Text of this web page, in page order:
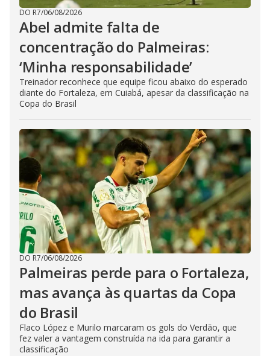
DO R7/06/08/2026
Abel admite falta de
concentração do Palmeiras:
‘Minha responsabilidade’
Treinador reconhece que equipe ficou abaixo do esperado
diante do Fortaleza, em Cuiabá, apesar da classificação na
Copa do Brasil
DO R7/06/08/2026
Palmeiras perde para o Fortaleza,
mas avança às quartas da Copa
do Brasil
Flaco López e Murilo marcaram os gols do Verdão, que
fez valer a vantagem construída na ida para garantir a
classificação